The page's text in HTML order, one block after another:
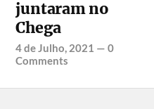
juntaram no
Chega
4 de Julho, 2021 —0
Comments